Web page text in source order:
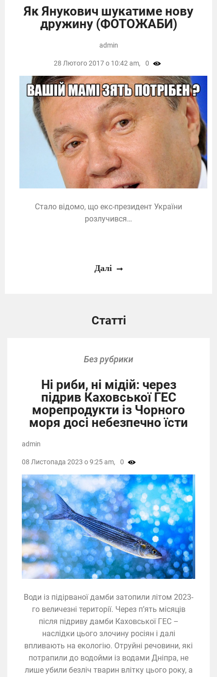
Як Янукович шукатиме нову
дружину (ФОТОЖАБИ)
Стало відомо, що екс-президент України
розлучився…
admin
28 Лютого 2017 о 10:42 am, 0
Далі
Статті
Без рубрики
Ні риби, ні мідій: через
підрив Каховської ГЕС
морепродукти із Чорного
моря досі небезпечно їсти
Води із підірваної дамби затопили літом 2023-
го величезні території. Через п’ять місяців
після підриву дамби Каховської ГЕС –
наслідки цього злочину росіян і далі
впливають на екологію. Отруйні речовини, які
потрапили до водойми із водами Дніпра, не
лише убили безліч тварин влітку цього року, а
admin
08 Листопада 2023 о 9:25 am, 0